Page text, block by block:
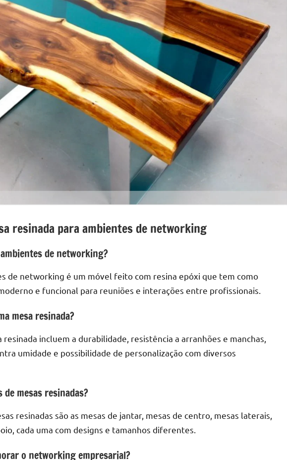
e
mesas
de
tampinhas
resinadas.
resinada para ambientes de networking
de networking?
de networking é um móvel feito com resina epóxi que tem como
e funcional para reuniões e interações entre profissionais.
mesa resinada?
incluem a durabilidade, resistência a arranhões e manchas,
umidade e possibilidade de personalização com diversos
mesas resinadas?
resinadas são as mesas de jantar, mesas de centro, mesas laterais,
cada uma com designs e tamanhos diferentes.
o networking empresarial?